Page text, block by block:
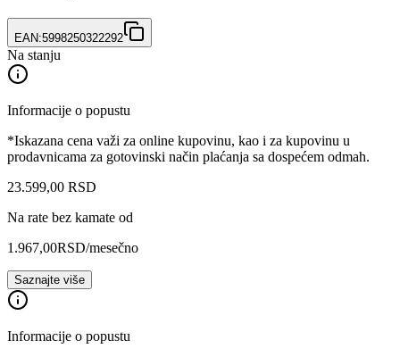
EAN:5998250322292
Na stanju
Informacije o popustu
*Iskazana cena važi za online kupovinu, kao i za kupovinu u
prodavnicama za gotovinski način plaćanja sa dospećem odmah.
23.599,00 RSD
Na rate bez kamate od
1.967,00RSD/mesečno
Saznajte više
Informacije o popustu